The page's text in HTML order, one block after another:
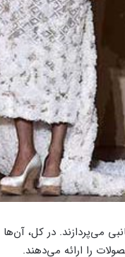
در کل، آن‌ها
را ارائه می‌دهند.